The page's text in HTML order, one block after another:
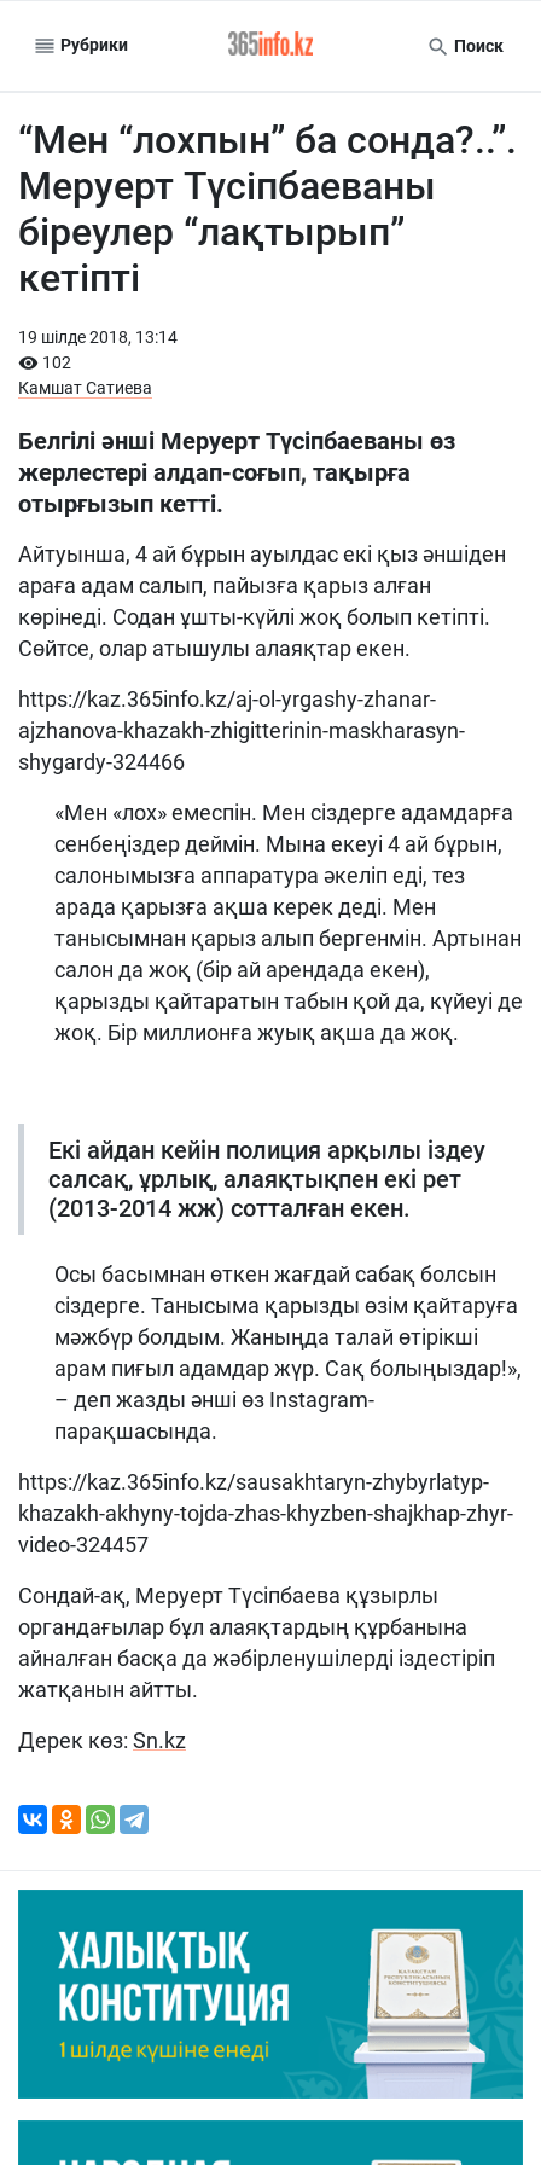
Рубрики Поиск
“Мен “лохпын” ба сонда?..”.
Меруерт Түсіпбаеваны
біреулер “лақтырып”
кетіпті
19 шiлде 2018, 13:14
102
Камшат Сатиева
Белгілі әнші Меруерт Түсіпбаеваны өз
жерлестері алдап-соғып, тақырға
отырғызып кетті.
Айтуынша, 4 ай бұрын ауылдас екі қыз әншіден
араға адам салып, пайызға қарыз алған
көрінеді. Содан ұшты-күйлі жоқ болып кетіпті.
Сөйтсе, олар атышулы алаяқтар екен.
https://kaz.365info.kz/aj-ol-yrgashy-zhanar-
ajzhanova-khazakh-zhigitterinin-maskharasyn-
shygardy-324466
«Мен «лоx» емеспін. Мен сіздерге адамдарға
сенбеңіздер деймін. Мына екеуі 4 ай бұрын,
салонымызға аппаратура әкеліп еді, тез
арада қарызға ақша керек деді. Мен
танысымнан қарыз алып бергенмін. Артынан
салон да жоқ (бір ай арендада екен),
қарызды қайтаратын табын қой да, күйеуі де
жоқ. Бір миллионға жуық ақша да жоқ.
Екі айдан кейін полиция арқылы іздеу
салсақ, ұрлық, алаяқтықпен екі рет
(2013-2014 жж) сотталған екен.
Осы басымнан өткен жағдай сабақ болсын
сіздерге. Танысыма қарызды өзім қайтаруға
мәжбүр болдым. Жаныңда талай өтірікші
арам пиғыл адамдар жүр. Сақ болыңыздар!»,
– деп жазды әнші өз Instagram-
парақшасында.
https://kaz.365info.kz/sausakhtaryn-zhybyrlatyp-
khazakh-akhyny-tojda-zhas-khyzben-shajkhap-zhyr-
video-324457
Сондай-ақ, Меруерт Түсіпбаева құзырлы
органдағылар бұл алаяқтардың құрбанына
айналған басқа да жәбірленушілерді іздестіріп
жатқанын айтты.
Дерек көз: Sn.kz